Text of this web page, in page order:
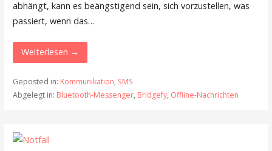
abhängt, kann es beängstigend sein, sich vorzustellen, was
passiert, wenn das…
Weiterlesen →
Geposted in: Kommunikation, SMS
Abgelegt in: Bluetooth-Messenger, Bridgefy, Offline-Nachrichten